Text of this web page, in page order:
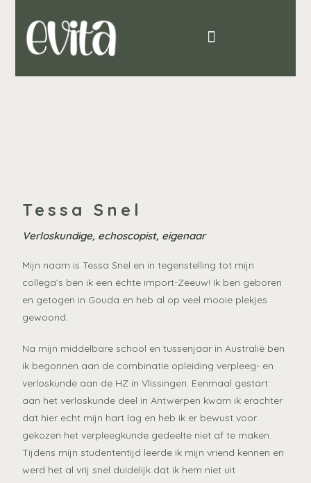
Tessa Snel
Verloskundige, echoscopist, eigenaar
Mijn naam is Tessa Snel en in tegenstelling tot mijn
collega’s ben ik een échte import-Zeeuw! Ik ben geboren
en getogen in Gouda en heb al op veel mooie plekjes
gewoond.
Na mijn middelbare school en tussenjaar in Australië ben
ik begonnen aan de combinatie opleiding verpleeg- en
verloskunde aan de HZ in Vlissingen. Eenmaal gestart
aan het verloskunde deel in Antwerpen kwam ik erachter
dat hier echt mijn hart lag en heb ik er bewust voor
gekozen het verpleegkunde gedeelte niet af te maken.
Tijdens mijn studententijd leerde ik mijn vriend kennen en
werd het al vrij snel duidelijk dat ik hem niet uit